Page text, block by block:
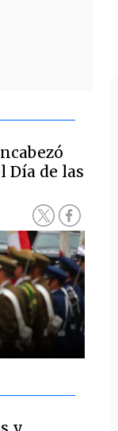
Día de las